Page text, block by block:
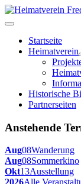
Startseite
Heimatverein
Historische
Partnerseiten
Anstehende
Aug08Wanderung
Aug08Sommerkino
Okt13Ausstellung